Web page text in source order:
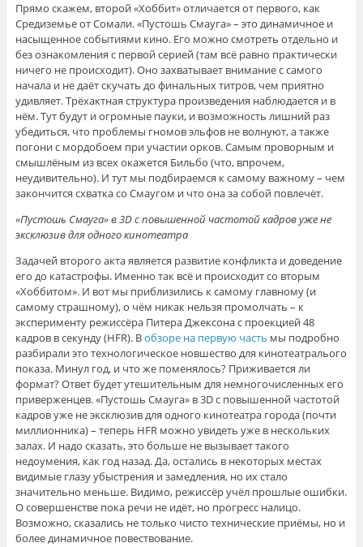
Прямо скажем, второй «Хоббит» отличается от первого, как
Средиземье от Сомали. «Пустошь Смауга» – это динамичное и
насыщенное событиями кино. Его можно смотреть отдельно и
без ознакомления с первой серией (там всё равно практически
ничего не происходит). Оно захватывает внимание с самого
начала и не даёт скучать до финальных титров, чем приятно
удивляет. Трёхактная структура произведения наблюдается и в
нём. Тут будут и огромные пауки, и возможность лишний раз
убедиться, что проблемы гномов эльфов не волнуют, а также
погони с мордобоем при участии орков. Самым проворным и
смышлёным из всех окажется Бильбо (что, впрочем,
неудивительно). И тут мы подбираемся к самому важному – чем
закончится схватка со Смаугом и что она за собой повлечёт.
«Пустошь Смауга» в 3D с повышенной частотой кадров уже не
эксклюзив для одного кинотеатра
Задачей второго акта является развитие конфликта и доведение
его до катастрофы. Именно так всё и происходит со вторым
«Хоббитом». И вот мы приблизились к самому главному (и
самому страшному), о чём никак нельзя промолчать – к
эксперименту режиссёра Питера Джексона с проекцией 48
кадров в секунду (HFR). Вобзоре на первую часть мы подробно
разбирали это технологическое новшество для кинотеатралього
показа. Минул год, и что же поменялось? Приживается ли
формат? Ответ будет утешительным для немногочисленных его
приверженцев. «Пустошь Смауга» в 3D с повышенной частотой
кадров уже не эксклюзив для одного кинотеатра города (почти
миллионника) – теперь HFR можно увидеть уже в нескольких
залах. И надо сказать, это больше не вызывает такого
недоумения, как год назад. Да, остались в некоторых местах
видимые глазу убыстрения и замедления, но их стало
значительно меньше. Видимо, режиссёр учёл прошлые ошибки.
О совершенстве пока речи не идёт, но прогресс налицо.
Возможно, сказались не только чисто технические приёмы, но и
более динамичное повествование.